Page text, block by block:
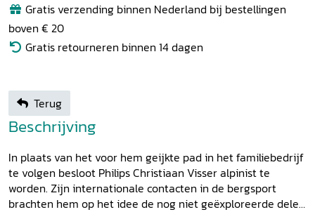
Gratis verzending binnen Nederland bij bestellingen
boven € 20
Gratis retourneren binnen 14 dagen
Terug
Beschrijving
In plaats van het voor hem geijkte pad in het familiebedrijf
te volgen besloot Philips Christiaan Visser alpinist te
worden. Zijn internationale contacten in de bergsport
brachten hem op het idee de nog niet geëxploreerde delen